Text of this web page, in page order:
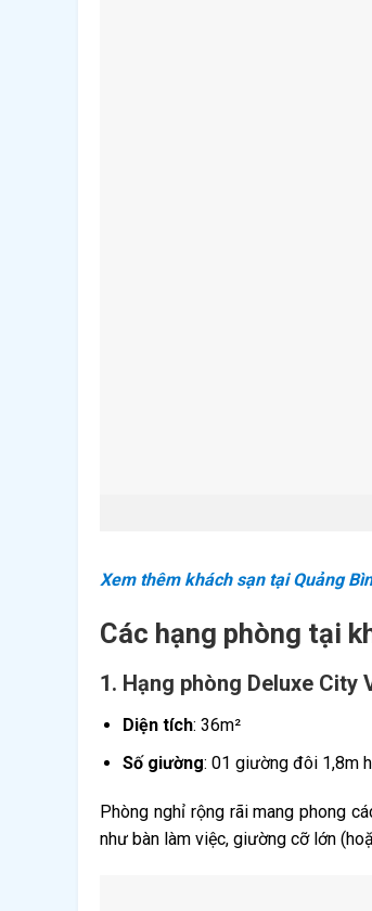
Xem thêm khách sạn tại Quảng
Các hạng phòng tại
1. Hạng phòng Deluxe City
Diện tích: 36m²
Số giường: 01 giường đôi 1,8m
Phòng nghỉ rộng rãi mang phong
như bàn làm việc, giường cỡ lớn